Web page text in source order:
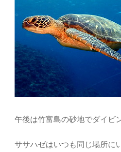
午後は竹富島の砂地でダイビ
ササハゼはいつも同じ場所に